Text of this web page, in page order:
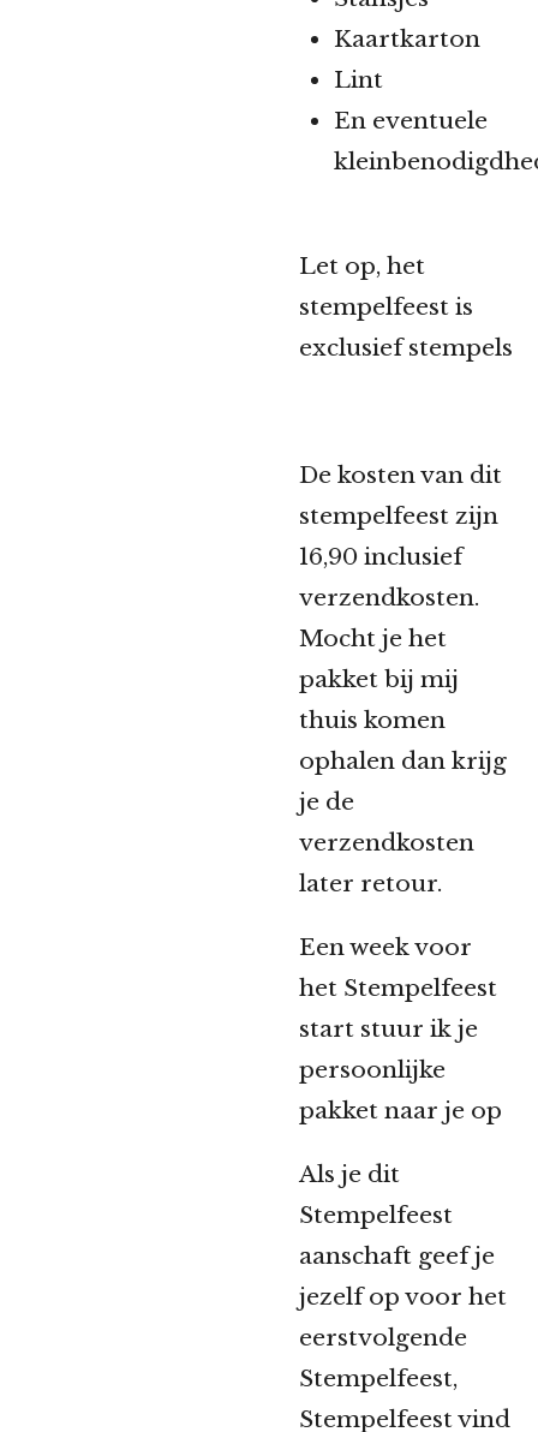
Kaartkarton
Lint
En eventuele
Let op, het
stempelfeest is
exclusief stempels
De kosten van dit
stempelfeest zijn
16,90 inclusief
verzendkosten.
Mocht je het
pakket bij mij
thuis komen
ophalen dan krijg
je de
verzendkosten
later retour.
Een week voor
het Stempelfeest
start stuur ik je
persoonlijke
pakket naar je op
Als je dit
Stempelfeest
aanschaft geef je
jezelf op voor het
eerstvolgende
Stempelfeest,
Stempelfeest vind